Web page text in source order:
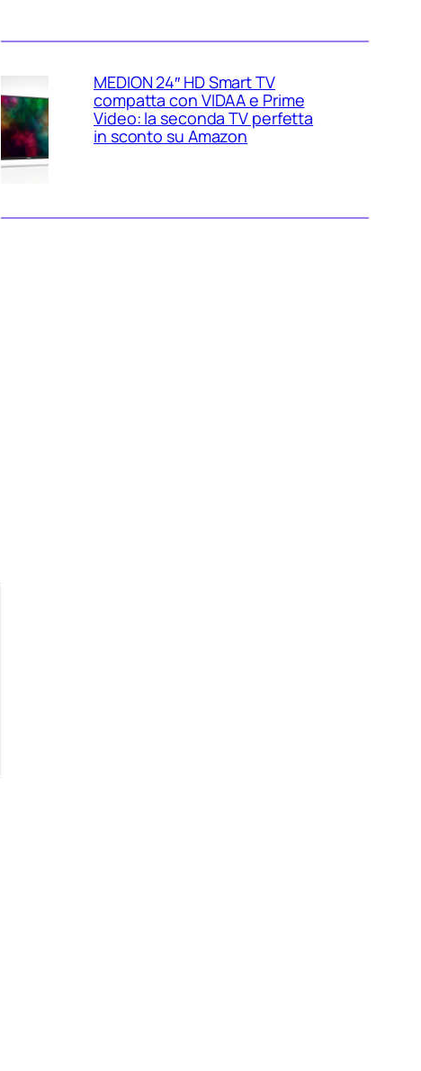
MEDION 24″ HD Smart TV
compatta con VIDAA e Prime
Video: la seconda TV perfetta
in sconto su Amazon